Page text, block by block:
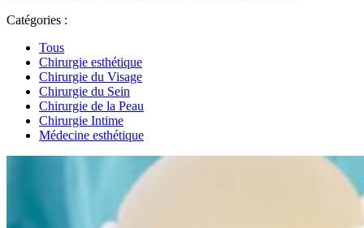
Catégories :
Tous
Chirurgie esthétique
Chirurgie du Visage
Chirurgie du Sein
Chirurgie de la Peau
Chirurgie Intime
Médecine esthétique